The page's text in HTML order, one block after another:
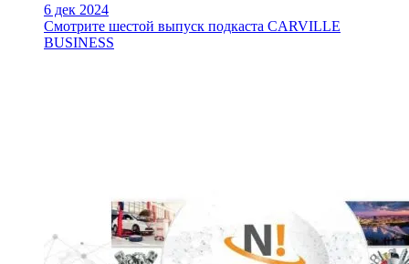
6 дек 2024
Смотрите шестой выпуск подкаста CARVILLE
BUSINESS